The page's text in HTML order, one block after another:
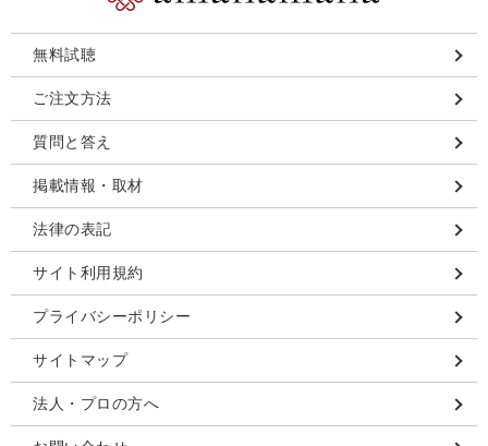
無料試聴
ご注文方法
質問と答え
掲載情報・取材
法律の表記
サイト利用規約
プライバシーポリシー
サイトマップ
法人・プロの方へ